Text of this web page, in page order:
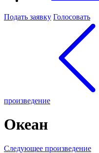
Подать заявку Голосовать
произведение
Океан
Следующее произведение